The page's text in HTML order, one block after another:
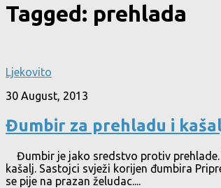
Tagged: prehlada
Ljekovito
30 August, 2013
Đumbir za prehladu i
Đumbir je jako sredstvo protiv prehlade.
kašalj. Sastojci svježi korijen đumbira
se pije na prazan želudac....